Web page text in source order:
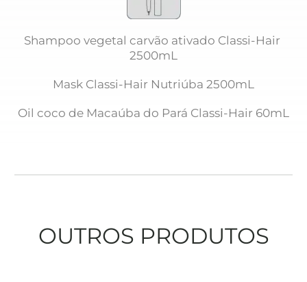
Shampoo vegetal carvão ativado Classi-Hair
2500mL
Mask Classi-Hair Nutriúba 2500mL
Oil coco de Macaúba do Pará Classi-Hair 60mL
OUTROS PRODUTOS